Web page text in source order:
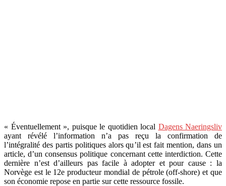
« Éventuellement », puisque le quotidien local Dagens Naeringsliv
ayant révélé l’information n’a pas reçu la confirmation de
l’intégralité des partis politiques alors qu’il est fait mention, dans un
article, d’un consensus politique concernant cette interdiction. Cette
dernière n’est d’ailleurs pas facile à adopter et pour cause : la
Norvège est le 12e producteur mondial de pétrole (off-shore) et que
son économie repose en partie sur cette ressource fossile.